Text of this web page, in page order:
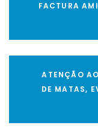
FACTURA
ATENÇÃO
DE MATAS,